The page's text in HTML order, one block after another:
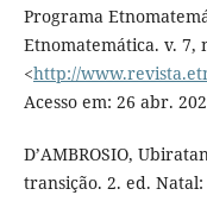
Programa
Etnomatemática. v. 7,
<http://
Acesso em: 26 abr.
D’AMBROSIO,
transição. 2. ed. Natal: